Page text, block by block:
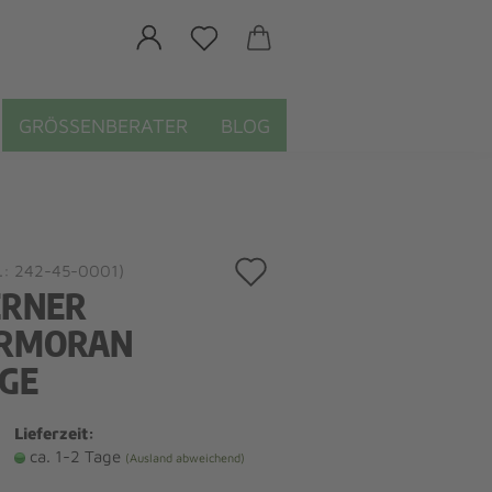
GRÖSSENBERATER BLOG
242-45-0001)
Lieferzeit:
ca. 1-2 Tage (Ausland abweichend)